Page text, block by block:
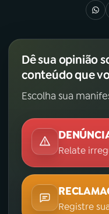
Dê sua opinião
conteúdo que
Escolha sua
Relate
Registre